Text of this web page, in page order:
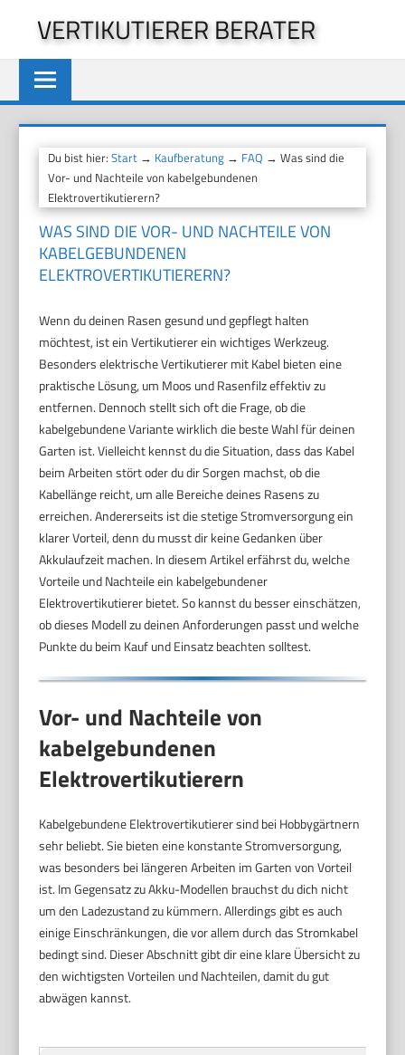
springen
VERTIKUTIERER BERATER
Du bist hier:Start → Kaufberatung → FAQ → Was sind die
Vor- und Nachteile von kabelgebundenen
Elektrovertikutierern?
WAS SIND DIE VOR- UND NACHTEILE VON
KABELGEBUNDENEN
ELEKTROVERTIKUTIERERN?
Wenn du deinen Rasen gesund und gepflegt halten
möchtest, ist ein Vertikutierer ein wichtiges Werkzeug.
Besonders elektrische Vertikutierer mit Kabel bieten eine
praktische Lösung, um Moos und Rasenfilz effektiv zu
entfernen. Dennoch stellt sich oft die Frage, ob die
kabelgebundene Variante wirklich die beste Wahl für deinen
Garten ist. Vielleicht kennst du die Situation, dass das Kabel
beim Arbeiten stört oder du dir Sorgen machst, ob die
Kabellänge reicht, um alle Bereiche deines Rasens zu
erreichen. Andererseits ist die stetige Stromversorgung ein
klarer Vorteil, denn du musst dir keine Gedanken über
Akkulaufzeit machen. In diesem Artikel erfährst du, welche
Vorteile und Nachteile ein kabelgebundener
Elektrovertikutierer bietet. So kannst du besser einschätzen,
ob dieses Modell zu deinen Anforderungen passt und welche
Punkte du beim Kauf und Einsatz beachten solltest.
Vor- und Nachteile von
kabelgebundenen
Elektrovertikutierern
Kabelgebundene Elektrovertikutierer sind bei Hobbygärtnern
sehr beliebt. Sie bieten eine konstante Stromversorgung,
was besonders bei längeren Arbeiten im Garten von Vorteil
ist. Im Gegensatz zu Akku-Modellen brauchst du dich nicht
um den Ladezustand zu kümmern. Allerdings gibt es auch
einige Einschränkungen, die vor allem durch das Stromkabel
bedingt sind. Dieser Abschnitt gibt dir eine klare Übersicht zu
den wichtigsten Vorteilen und Nachteilen, damit du gut
abwägen kannst.